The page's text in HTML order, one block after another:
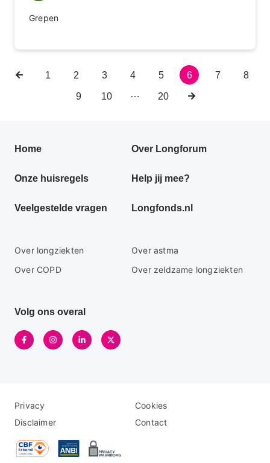
Grepen
VorigeEerste
1 Pagina
2 Pagina
3 Pagina
4 Pagina
5
Huidige
pagina
6 Pagina
7 8
Pagina
9 Pagina
10 …
Laatste
20
Volgende
Primair
menu
Home Over Longforum
Onze huisregels Help jij mee?
Veelgestelde vragen Longfonds.nl
Secundaire
footer
Over longziekten
Over astma
Over COPD
Over zeldzame longziekten
Volg ons overal
Disclaimer
menu
Privacy
Cookies
Disclaimer
Contact
Logo
menu